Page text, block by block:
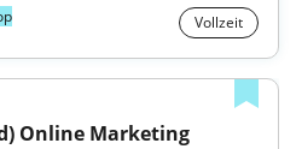
Vollzeit
Online Marketing